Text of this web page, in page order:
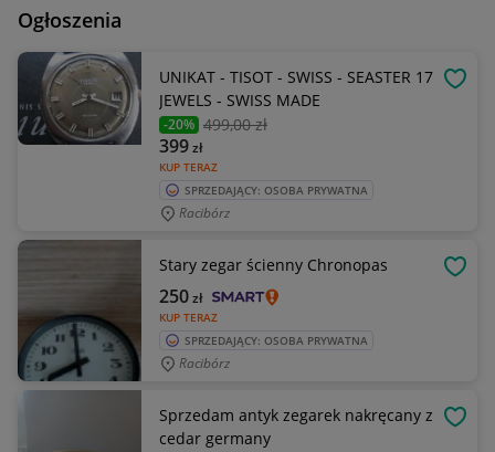
Ogłoszenia
UNIKAT - TISOT - SWISS - SEASTER 17
JEWELS - SWISS MADE
-20% 499,00 zł
KUP TERAZ
399zł
SPRZEDAJĄCY: OSOBA PRYWATNA
Racibórz
Stary zegar ścienny Chronopas
KUP TERAZ
250zł
SPRZEDAJĄCY: OSOBA PRYWATNA
Racibórz
Sprzedam antyk zegarek nakręcany z
cedar germany